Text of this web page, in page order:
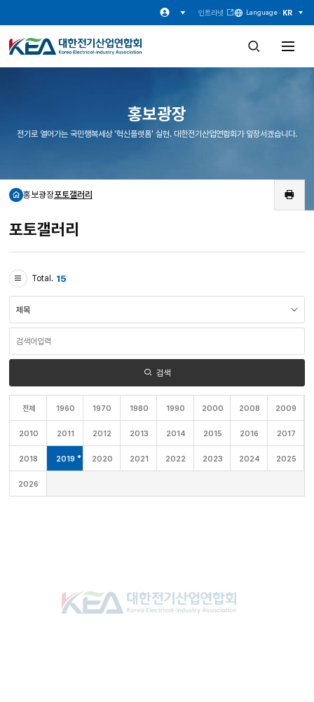
인트라넷 Language · KR
검
전
홍보광장
전기로 열어가는 국민행복세상 '혁신플랫폼' 실현. 대한전기산업연합회가 앞장서겠습니다.
홈홍보광장포토갤러리
인
쇄
포토갤러리
Total. 15
검
색
역
검
입
검색
전체 1960 1970 1980 1990 2000 2008 2009
2010 2011 2012 2013 2014 2015 2016 2017
2018 2019 2020 2021 2022 2023 2024 2025
2026